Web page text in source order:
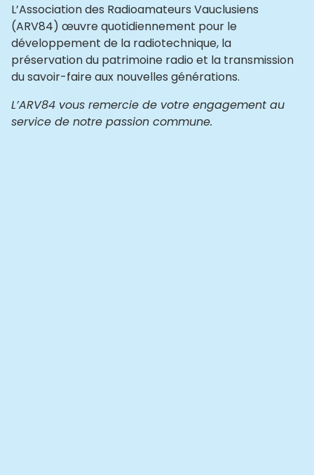
L’Association des Radioamateurs Vauclusiens
(ARV84) œuvre quotidiennement pour le
développement de la radiotechnique, la
préservation du patrimoine radio et la transmission
du savoir-faire aux nouvelles générations.
L’ARV84 vous remercie de votre engagement au
service de notre passion commune.